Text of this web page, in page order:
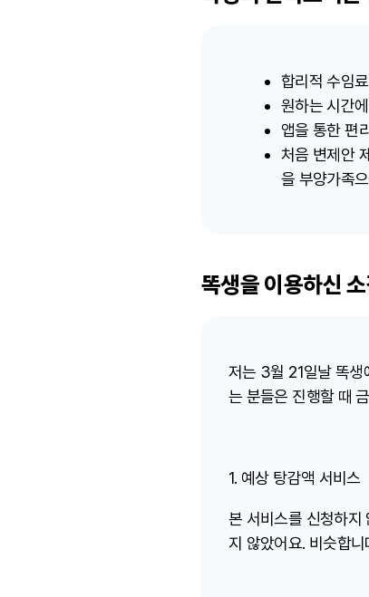
합리적 수임
원하는 시간
앱을 통한 편
처음 변제안
을 부양가족
똑생을 이용하신
저는 3월 21일날 똑생
는 분들은 진행할 때
1. 예상 탕감액 서비스
본 서비스를 신청하지
지 않았어요. 비슷합니